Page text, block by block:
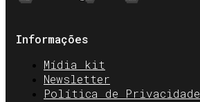
Informações
Mídia kit
Newsletter
Política de Privacidade